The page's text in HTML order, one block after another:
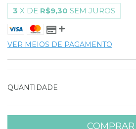
3 X DE R$9,30 SEM JUROS
VER MEIOS DE PAGAMENTO
QUANTIDADE